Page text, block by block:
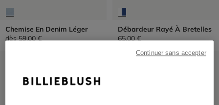
Chemise En Denim Léger
dès 59,00 €
Débardeur Rayé À Bretelles
65,00 €
PRIX DOUX
Continuer sans accepter